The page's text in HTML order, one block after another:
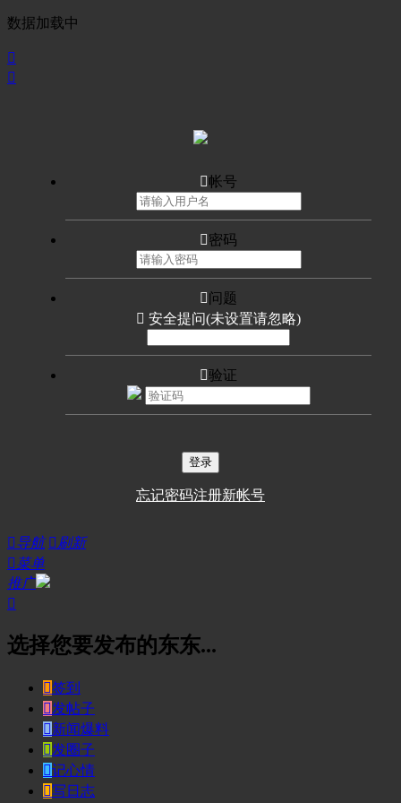
数据加载中


帐号
密码
问题
 安全提问(未设置请忽略)
验证
登录
忘记密码注册新帐号
导航  刷新
菜单
推广

选择您要发布的东东...
签到
发帖子
新闻爆料
发圈子
记心情
写日志